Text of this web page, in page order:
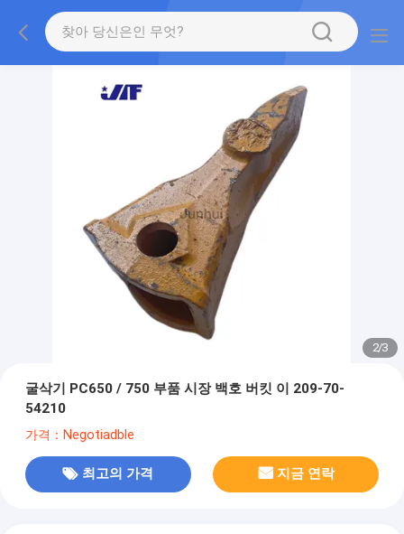
2/3
굴삭기 PC650 / 750 부품 시장 백호 버킷 이 209-70-
54210
가격：Negotiadble
최고의 가격 지금 연락